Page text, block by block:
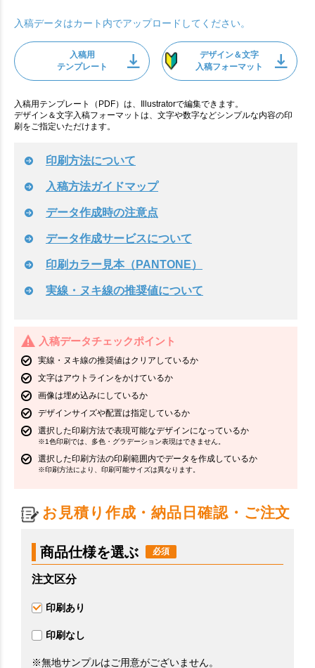
入稿データはカート内でアップロードしてください。
入稿用
テンプレート
デザイン＆文字
入稿フォーマット
入稿用テンプレート（PDF）は、Illustratorで編集できます。
デザイン＆文字入稿フォーマットは、文字や数字などシンプルな内容の印
刷をご指定いただけます。
印刷方法について
入稿方法ガイドマップ
データ作成時の注意点
データ作成サービスについて
印刷カラー見本（PANTONE）
実線・ヌキ線の推奨値について
入稿データチェックポイント
実線・ヌキ線の推奨値はクリアしているか
文字はアウトラインをかけているか
画像は埋め込みにしているか
デザインサイズや配置は指定しているか
選択した印刷方法で表現可能なデザインになっているか
※1色印刷では、多色・グラデーション表現はできません。
選択した印刷方法の印刷範囲内でデータを作成しているか
※印刷方法により、印刷可能サイズは異なります。
お見積り作成・納品日確認・ご注文
商品仕様を選ぶ
注文区分
印刷あり
印刷なし
※無地サンプルはご用意がございません。